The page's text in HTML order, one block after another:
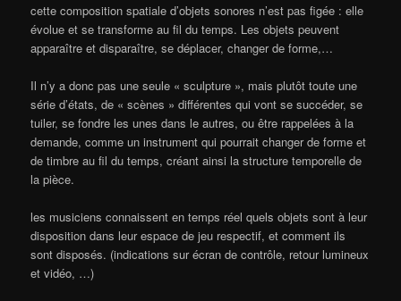
cette composition spatiale d’objets sonores n’est pas figée : elle
évolue et se transforme au fil du temps. Les objets peuvent
apparaître et disparaître, se déplacer, changer de forme,…
Il n’y a donc pas une seule « sculpture », mais plutôt toute une
série d’états, de « scènes » différentes qui vont se succéder, se
tuiler, se fondre les unes dans le autres, ou être rappelées à la
demande, comme un instrument qui pourrait changer de forme et
de timbre au fil du temps, créant ainsi la structure temporelle de
la pièce.
les musiciens connaissent en temps réel quels objets sont à leur
disposition dans leur espace de jeu respectif, et comment ils
sont disposés. (indications sur écran de contrôle, retour lumineux
et vidéo, …)